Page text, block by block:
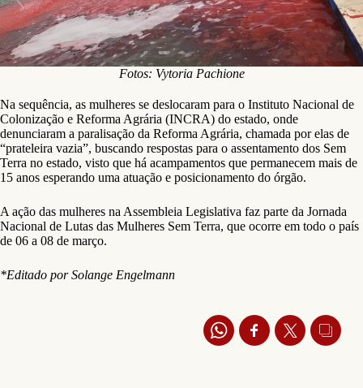
Fotos: Vytoria Pachione
Na sequência, as mulheres se deslocaram para o Instituto Nacional de
Colonização e Reforma Agrária (INCRA) do estado, onde
denunciaram a paralisação da Reforma Agrária, chamada por elas de
“prateleira vazia”, buscando respostas para o assentamento dos Sem
Terra no estado, visto que há acampamentos que permanecem mais de
15 anos esperando uma atuação e posicionamento do órgão.
A ação das mulheres na Assembleia Legislativa faz parte da Jornada
Nacional de Lutas das Mulheres Sem Terra, que ocorre em todo o país
de 06 a 08 de março.
*Editado por Solange Engelmann